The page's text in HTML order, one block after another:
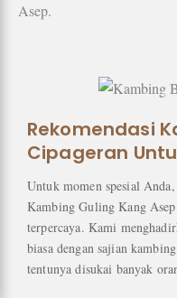
Asep.
Rekomendasi
Cipageran
Untuk momen spesial
Kambing Guling Kang
terpercaya. Kami
biasa dengan sajian
tentunya disukai banyak